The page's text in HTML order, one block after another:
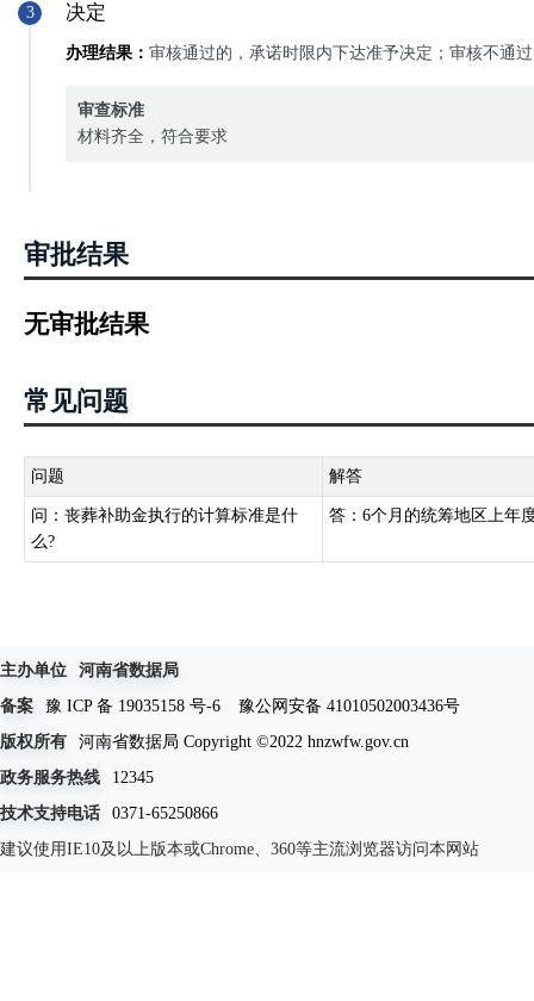
3 决定
办理结果： 审核通过的，承诺时限内下达准予决定；审核不通
审查标准
材料齐全，符合要求
审批结果
无审批结果
常见问题
问题 解答
问：丧葬补助金执行的计算标准是什
么?
答：6个月的统筹地区上年
主办单位
河南省数据局
备案
豫 ICP 备 19035158 号-6
豫公网安备 41010502003436号
版权所有
河南省数据局 Copyright ©2022 hnzwfw.gov.cn
政务服务热线
12345
技术支持电话
0371-65250866
建议使用IE10及以上版本或Chrome、360等主流浏览器访问本网站